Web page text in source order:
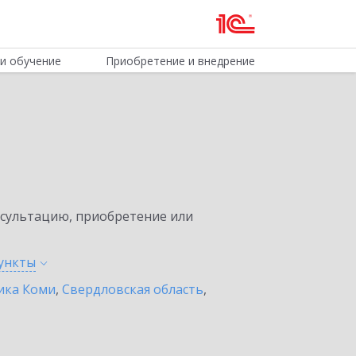
обучение Приобретение и внедрение
приобретение или
Коми, Свердловская область,